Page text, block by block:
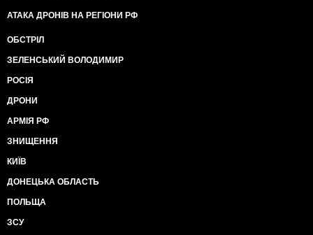
АТАКА ДРОНІВ НА РЕГІОНИ РФ
ОБСТРІЛ
ЗЕЛЕНСЬКИЙ ВОЛОДИМИР
РОСІЯ
ДРОНИ
АРМІЯ РФ
ЗНИЩЕННЯ
КИЇВ
ДОНЕЦЬКА ОБЛАСТЬ
ПОЛЬЩА
ЗСУ